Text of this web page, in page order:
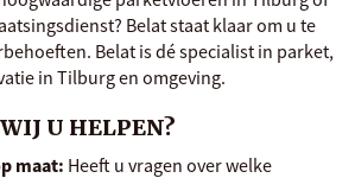
Belat staat klaar om u te
Belat is dé specialist in parket,
in Tilburg en omgeving.
U HELPEN?
maat: Heeft u vragen over welke